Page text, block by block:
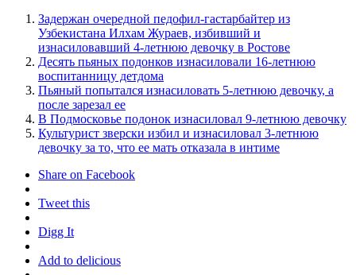
Задержан очередной педофил-гастарбайтер из
Узбекистана Илхам Жураев, избивший и
изнасиловавший 4-летнюю девочку в Ростове
Десять пьяных подонков изнасиловали 16-летнюю
воспитанницу детдома
Пьяный попытался изнасиловать 5-летнюю девочку, а
после зарезал ее
В Подмосковье подонок изнасиловал 9-летнюю девочку
Культурист зверски избил и изнасиловал 3-летнюю
девочку за то, что ее мать отказала в интиме
Share on Facebook
Tweet this
Digg It
Add to delicious